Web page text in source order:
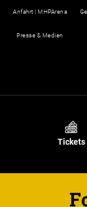
Anfahrt | MHPArena
Presse & Medien
Tickets